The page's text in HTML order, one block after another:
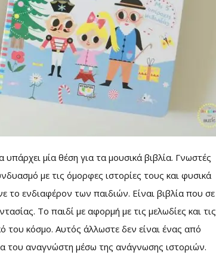
μία θέση για τα μουσικά βιβλία. Γνωστές
με τις όμορφες ιστορίες τους και φυσικά
το ενδιαφέρον των παιδιών. Είναι βιβλία που σε
Το παιδί με αφορμή με τις μελωδίες και τις
του κόσμο. Αυτός άλλωστε δεν είναι ένας από
του αναγνώστη μέσω της ανάγνωσης ιστοριών.